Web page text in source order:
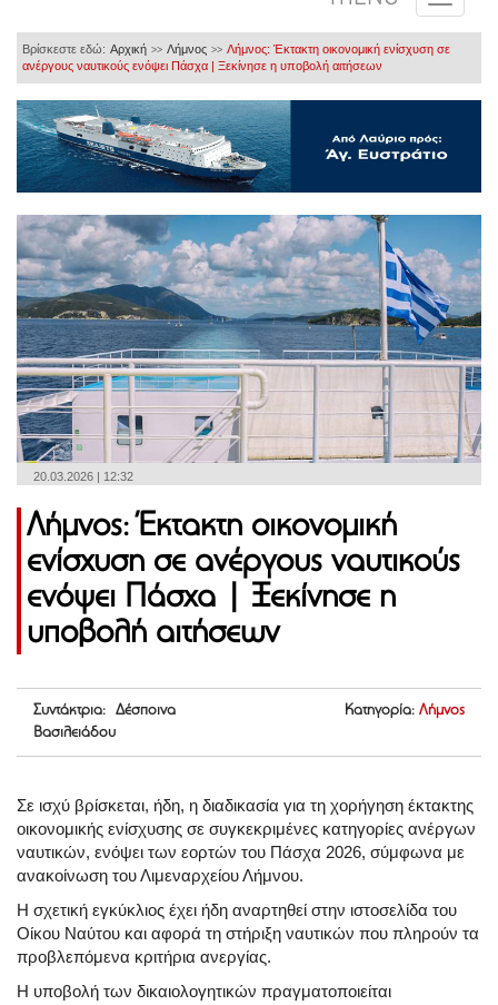
Βρίσκεστε εδώ: Αρχική >> Λήμνος >> Λήμνος: Έκτακτη οικονομική ενίσχυση σε
ανέργους ναυτικούς ενόψει Πάσχα | Ξεκίνησε η υποβολή αιτήσεων
20.03.2026 | 12:32
Λήμνος: Έκτακτη οικονομική
ενίσχυση σε ανέργους ναυτικούς
ενόψει Πάσχα | Ξεκίνησε η
υποβολή αιτήσεων
Συντάκτρια: Δέσποινα
Βασιλειάδου
Κατηγορία: Λήμνος
Σε ισχύ βρίσκεται, ήδη, η διαδικασία για τη χορήγηση έκτακτης
οικονομικής ενίσχυσης σε συγκεκριμένες κατηγορίες ανέργων
ναυτικών, ενόψει των εορτών του Πάσχα 2026, σύμφωνα με
ανακοίνωση του Λιμεναρχείου Λήμνου.
Η σχετική εγκύκλιος έχει ήδη αναρτηθεί στην ιστοσελίδα του
Οίκου Ναύτου και αφορά τη στήριξη ναυτικών που πληρούν τα
προβλεπόμενα κριτήρια ανεργίας.
Η υποβολή των δικαιολογητικών πραγματοποιείται